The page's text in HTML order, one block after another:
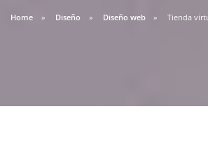
Home Diseño Diseño web Tienda